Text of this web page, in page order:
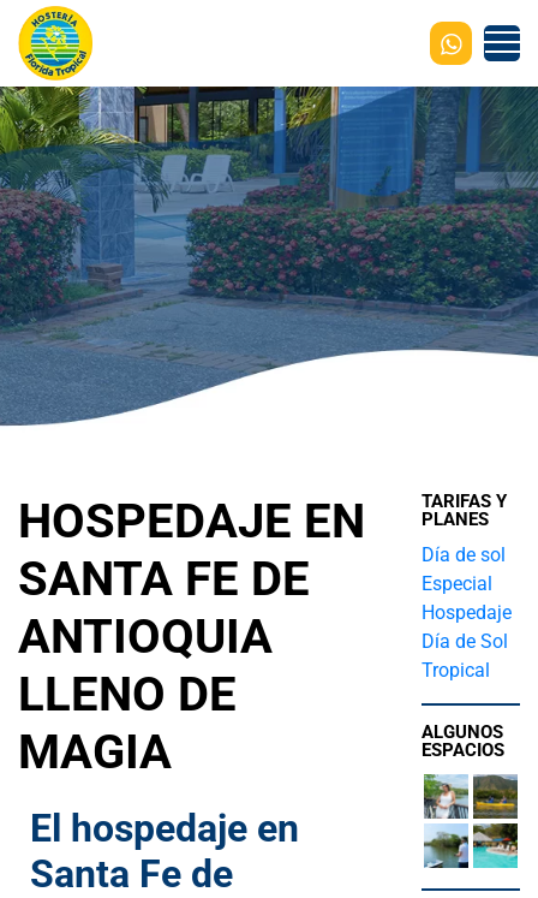
HOSPEDAJE EN
SANTA FE DE
ANTIOQUIA
LLENO DE
MAGIA
El hospedaje en
Santa Fe de
TARIFAS Y
PLANES
Día de sol
Especial
Hospedaje
Día de Sol
Tropical
ALGUNOS
ESPACIOS